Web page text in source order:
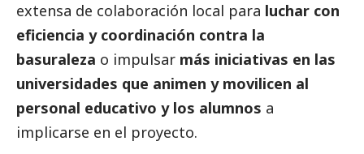
extensa de colaboración local para luchar con
eficiencia y coordinación contra la
basuraleza o impulsar más iniciativas en las
universidades que animen y movilicen al
personal educativo y los alumnos a
implicarse en el proyecto.